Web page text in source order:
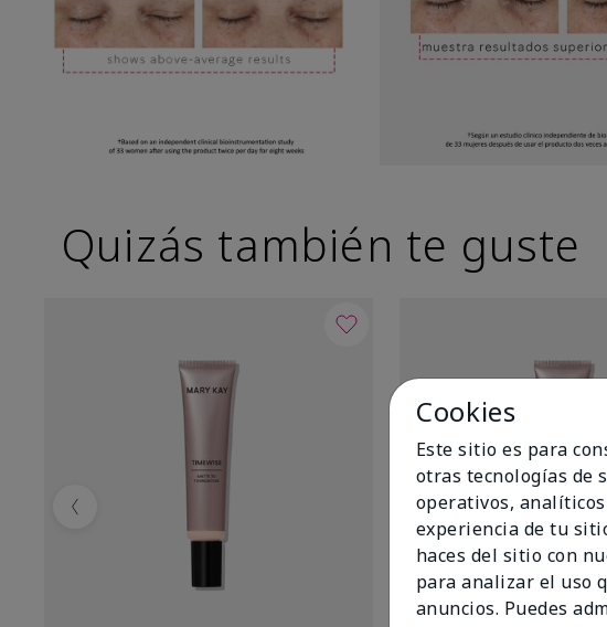
Quizás también te guste
Previous
Cookies
Este sitio es para
otras tecnologías de
operativos,
experiencia de tu
haces del sitio con
para analizar el uso
anuncios. Puedes